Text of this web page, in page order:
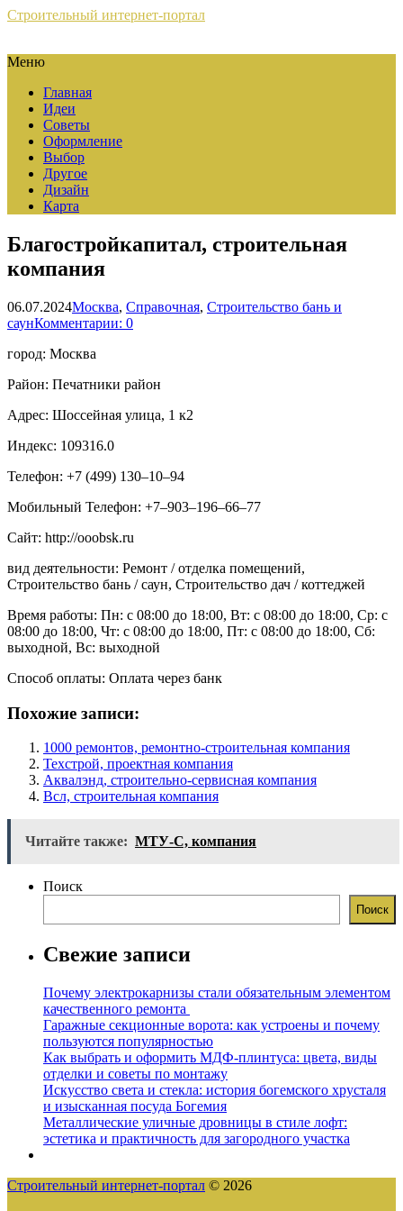
Строительный интернет-портал
Меню
Главная
Идеи
Советы
Оформление
Выбор
Другое
Дизайн
Карта
Благоcтройкапитал, строительная
компания
06.07.2024Москва, Справочная, Строительство бань и
саунКомментарии: 0
город: Москва
Район: Печатники район
Адрес: Шоссейная улица, 1 к2
Индекс: 109316.0
Телефон: +7 (499) 130‒10‒94
Мобильный Телефон: +7‒903‒196‒66‒77
Сайт: http://ooobsk.ru
вид деятельности: Ремонт / отделка помещений,
Строительство бань / саун, Строительство дач / коттеджей
Время работы: Пн: с 08:00 до 18:00, Вт: с 08:00 до 18:00, Ср: с
08:00 до 18:00, Чт: с 08:00 до 18:00, Пт: с 08:00 до 18:00, Сб:
выходной, Вс: выходной
Способ оплаты: Оплата через банк
Похожие записи:
1000 ремонтов, ремонтно-строительная компания
Техстрой, проектная компания
Аквалэнд, строительно-сервисная компания
Всл, строительная компания
Читайте также: МТУ-С, компания
Поиск
Поиск
Свежие записи
Почему электрокарнизы стали обязательным элементом
качественного ремонта
Гаражные секционные ворота: как устроены и почему
пользуются популярностью
Как выбрать и оформить МДФ-плинтуса: цвета, виды
отделки и советы по монтажу
Искусство света и стекла: история богемского хрусталя
и изысканная посуда Богемия
Металлические уличные дровницы в стиле лофт:
эстетика и практичность для загородного участка
Строительный интернет-портал © 2026